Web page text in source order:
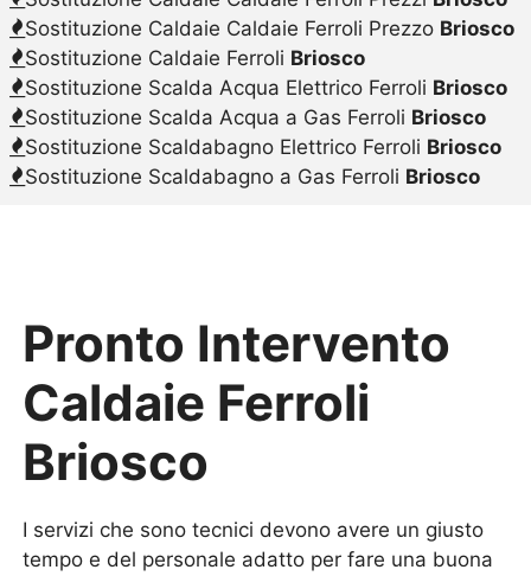
Sostituzione Caldaie Caldaie Ferroli Prezzo Briosco
Sostituzione Caldaie Ferroli Briosco
Sostituzione Scalda Acqua Elettrico Ferroli Briosco
Sostituzione Scalda Acqua a Gas Ferroli Briosco
Sostituzione Scaldabagno Elettrico Ferroli Briosco
Sostituzione Scaldabagno a Gas Ferroli Briosco
Pronto Intervento
Caldaie Ferroli
Briosco
I servizi che sono tecnici devono avere un giusto
tempo e del personale adatto per fare una buona